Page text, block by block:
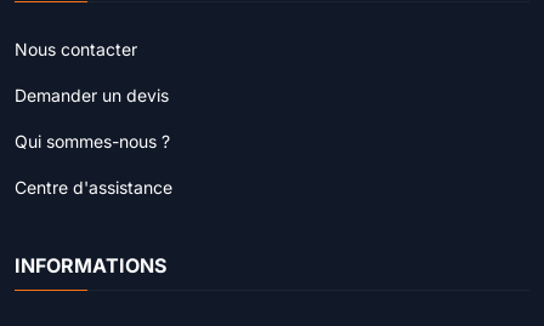
Nous contacter
Demander un devis
Qui sommes-nous ?
Centre d'assistance
INFORMATIONS